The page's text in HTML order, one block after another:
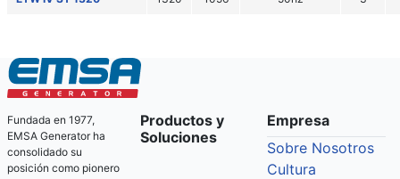
Fundada en 1977,
EMSA Generator ha
consolidado su
posición como pionero
Productos y
Soluciones
Empresa
Sobre Nosotros
Cultura